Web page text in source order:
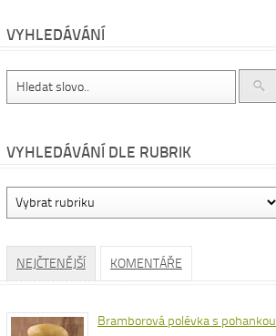
VYHLEDÁVÁNÍ
VYHLEDÁVÁNÍ DLE RUBRIK
dle
NEJČTENĚJŠÍ KOMENTÁŘE
Bramborová polévka s pohankou